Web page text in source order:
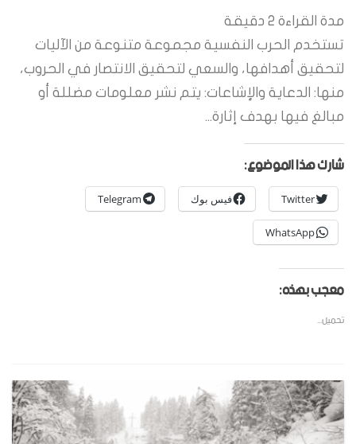
مدة القراءة 2 دقيقة
تستخدم الحرب النفسية مجموعة متنوعة من الآليات
لتحقيق أهدافها، والسعي لتحقيق الانتصار في الحروب،
منها: الدعاية والإشاعات: يتم نشر معلومات مضللة أو
مبالغ فيها بهدف إثارة...
شارك هذا الموضوع:
Twitter فيس بوك Telegram
WhatsApp
معجب بهذه:
تحميل...